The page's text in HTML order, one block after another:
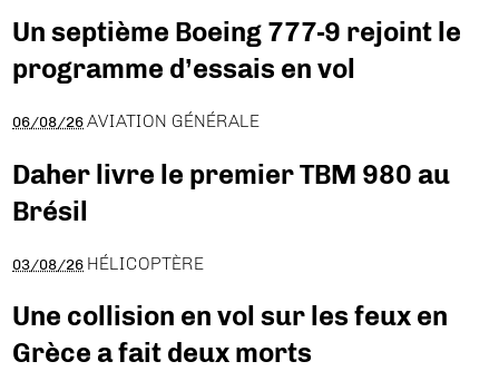
Un septième Boeing 777-9 rejoint le
programme d’essais en vol
06/08/26 AVIATION GÉNÉRALE
Daher livre le premier TBM 980 au
Brésil
03/08/26 HÉLICOPTÈRE
Une collision en vol sur les feux en
Grèce a fait deux morts